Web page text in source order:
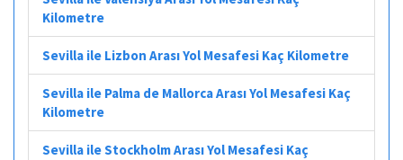
Kilometre
Sevilla ile Lizbon Arası Yol Mesafesi Kaç Kilometre
Sevilla ile Palma de Mallorca Arası Yol Mesafesi Kaç
Kilometre
Sevilla ile Stockholm Arası Yol Mesafesi Kaç